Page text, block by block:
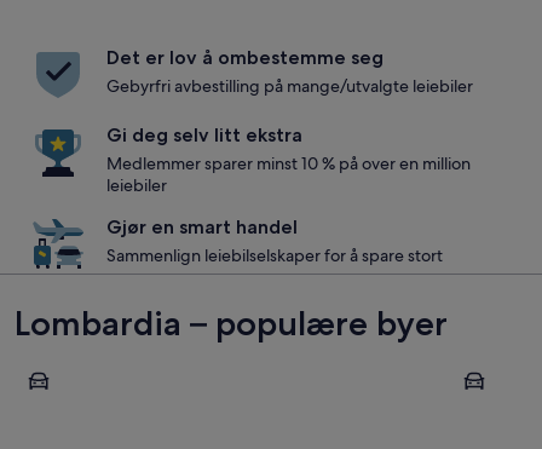
Det er lov å ombestemme seg
Gebyrfri avbestilling på mange/utvalgte leiebiler
Gi deg selv litt ekstra
Medlemmer sparer minst 10 % på over en million
leiebiler
Gjør en smart handel
Sammenlign leiebilselskaper for å spare stort
Lombardia – populære byer
Sirmione Milano